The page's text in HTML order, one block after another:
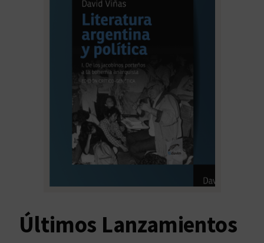
Últimos Lanzamientos